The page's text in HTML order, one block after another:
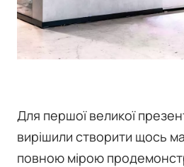
Для першої великої
вирішили створити щось
повною мірою